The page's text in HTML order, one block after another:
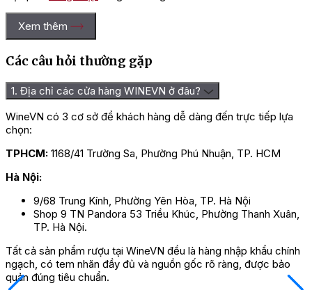
Xem thêm
Các câu hỏi thường gặp
1. Địa chỉ các cửa hàng WINEVN ở đâu?
WineVN có 3 cơ sở để khách hàng dễ dàng đến trực tiếp lựa
chọn:
TPHCM: 1168/41 Trường Sa, Phường Phú Nhuận, TP. HCM
Hà Nội:
9/68 Trung Kính, Phường Yên Hòa, TP. Hà Nội
Shop 9 TN Pandora 53 Triều Khúc, Phường Thanh Xuân,
TP. Hà Nội.
Tất cả sản phẩm rượu tại WineVN đều là hàng nhập khẩu chính
ngạch, có tem nhãn đầy đủ và nguồn gốc rõ ràng, được bảo
quản đúng tiêu chuẩn.